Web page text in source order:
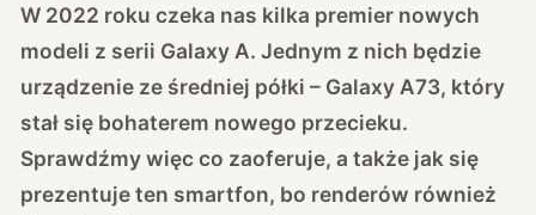
W 2022 roku czeka nas kilka premier nowych
modeli z serii Galaxy A. Jednym z nich będzie
urządzenie ze średniej półki – Galaxy A73, który
stał się bohaterem nowego przecieku.
Sprawdźmy więc co zaoferuje, a także jak się
prezentuje ten smartfon, bo renderów również